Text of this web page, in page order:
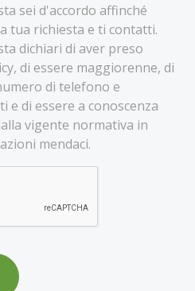
sei d'accordo affinché
tua richiesta e ti contatti.
dichiari di aver preso
di essere maggiorenne, di
di telefono e
di essere a conoscenza
vigente normativa in
mendaci.